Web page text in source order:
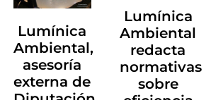
Lumínica
Ambiental,
asesoría
externa de
Lumínica
Ambiental
redacta
normativas
sobre